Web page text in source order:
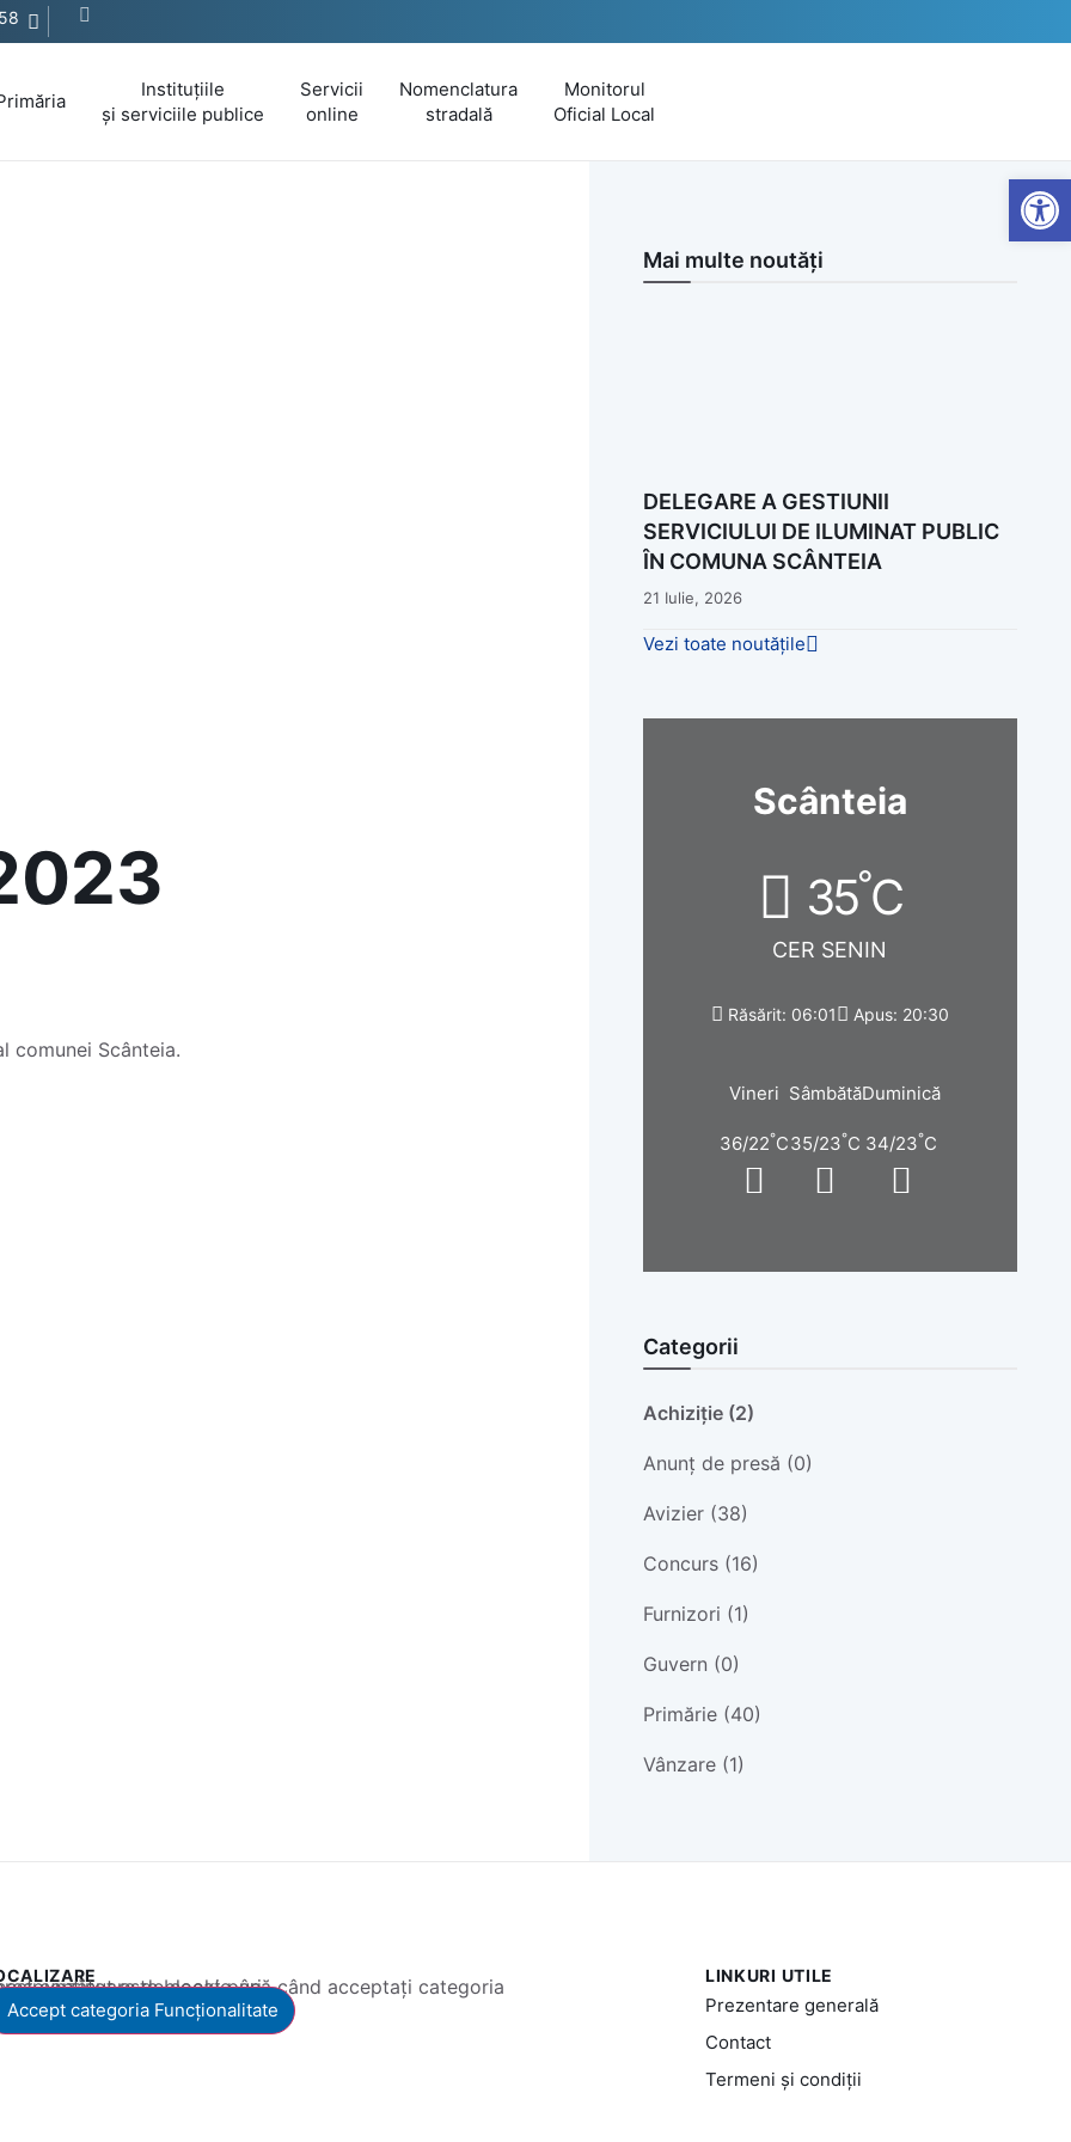
Instituțiile
și serviciile publice
Servicii
online
Nomenclatura
stradală
Monitorul
Oficial Local
comunei Scânteia.
Mai multe noutăți
DELEGARE A GESTIUNII
SERVICIULUI DE ILUMINAT PUBLIC
ÎN COMUNA SCÂNTEIA
21 Iulie, 2026
Vezi toate noutățile
Scânteia
35°C
CER SENIN
Răsărit: 06:01 Apus: 20:30
Vineri
36/22°C
Sâmbătă
35/23°C
Duminică
34/23°C
Categorii
Achiziție (2)
Anunț de presă (0)
Avizier (38)
Concurs (16)
Furnizori (1)
Guvern (0)
Primărie (40)
Vânzare (1)
este blocat până când acceptați categoria corespunzătoare de cookie-uri.
Accept categoria Funcționalitate
LINKURI UTILE
Prezentare generală
Contact
Termeni și condiții